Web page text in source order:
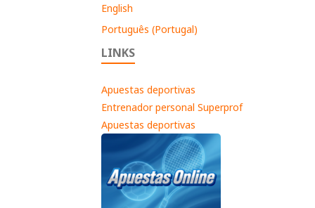
English
Português (Portugal)
LINKS
Apuestas deportivas
Entrenador personal Superprof
Apuestas deportivas